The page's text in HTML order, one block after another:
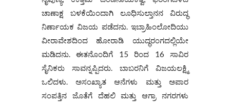
ಚಾಣಾಕ್ಷ ಬಳಕೆಯಿಂದಾಗಿ ಲೂಧಿಸುಲ್ತಾನನ ವಿರುದ್ಧ
ನಿರ್ಣಾಯಕ ವಿಜಯ ಪಡೆದನು. ಇಬ್ರಾಹಿಂಲೋದಿಯು
ವೀರಾವೇಶದಿಂದ ಹೋರಾಡಿ ಯುದ್ಧರಂಗದಲ್ಲಿಯೇ
ಮಡಿದನು. ಈತನೊಂದಿಗೆ 15 ರಿಂದ 16 ಸಾವಿರ
ಸೈನಿಕರು ಸಾವನ್ನಪ್ಪಿದರು. ಬಾಬರನಿಗೆ ವಿಜಯಲಕ್ಷ್ಮಿ
ಒಲಿದಳು. ಅಸಂಖ್ಯಾತ ಆನೆಗಳು ಮತ್ತು ಅಪಾರ
ಸಂಪತ್ತಿನ ಜೊತೆಗೆ ದೆಹಲಿ ಮತ್ತು ಆಗ್ರಾ ನಗರಗಳು